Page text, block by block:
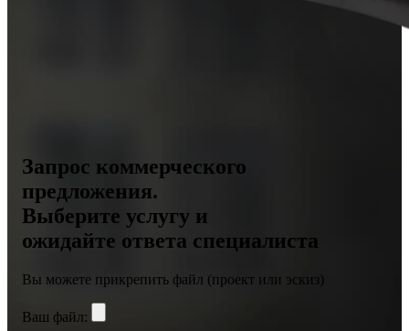
Запрос коммерческого
предложения.
Выберите услугу и
ожидайте ответа специалиста
Вы можете прикрепить файл (проект или эскиз)
Ваш файл: